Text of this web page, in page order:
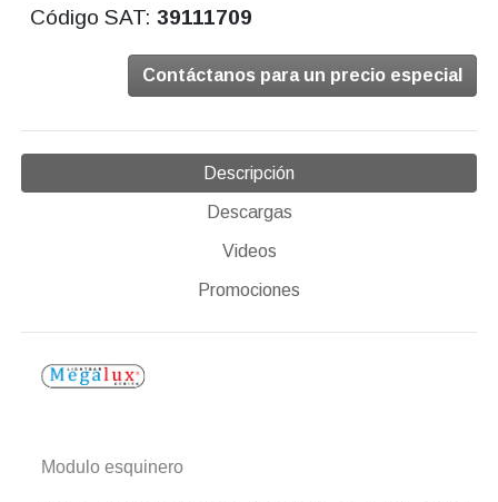
Código SAT:39111709
Contáctanos para un precio especial
Descripción
Descargas
Videos
Promociones
Modulo esquinero